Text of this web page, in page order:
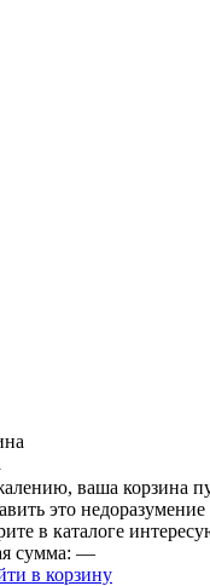
ваша корзина
это недоразумение
в каталоге
сумма: —
в корзину